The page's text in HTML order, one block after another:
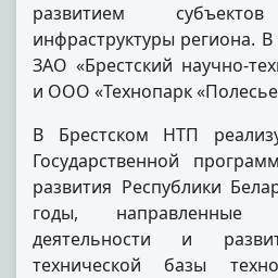
развитием
инфраструктуры региона.
ЗАО «Брестский научно-
и ООО «Технопарк
В Брестском НТП
Государственной
развития Республики
годы, направленные
деятельности и
технической базы